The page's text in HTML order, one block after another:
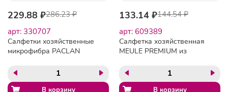
229.88 ₽286.23 ₽
арт: 330707
Салфетки хозяйственные
микрофибра PACLAN
30х30см 4 шт
133.14 ₽144.54 ₽
арт: 609389
Салфетка хозяйственная
MEULE PREMIUM из
стекол,зеркал